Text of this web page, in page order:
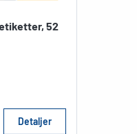
52
Detaljer